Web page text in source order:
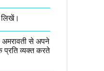
लिखें।
से अपने
प्रति व्यक्त करते